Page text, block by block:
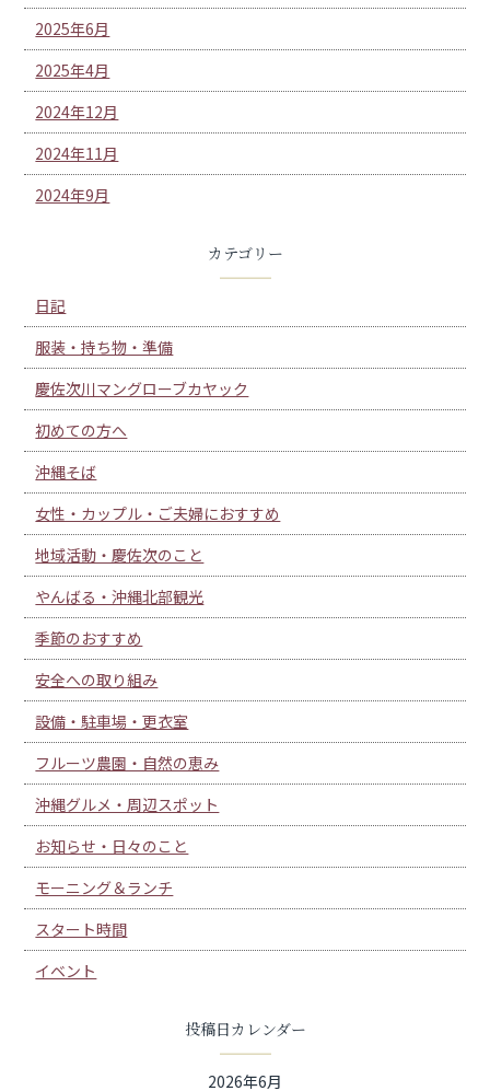
2025年6月
2025年4月
2024年12月
2024年11月
2024年9月
カテゴリー
日記
服装・持ち物・準備
慶佐次川マングローブカヤック
初めての方へ
沖縄そば
女性・カップル・ご夫婦におすすめ
地域活動・慶佐次のこと
やんばる・沖縄北部観光
季節のおすすめ
安全への取り組み
設備・駐車場・更衣室
フルーツ農園・自然の恵み
沖縄グルメ・周辺スポット
お知らせ・日々のこと
モーニング＆ランチ
スタート時間
イベント
投稿日カレンダー
2026年6月